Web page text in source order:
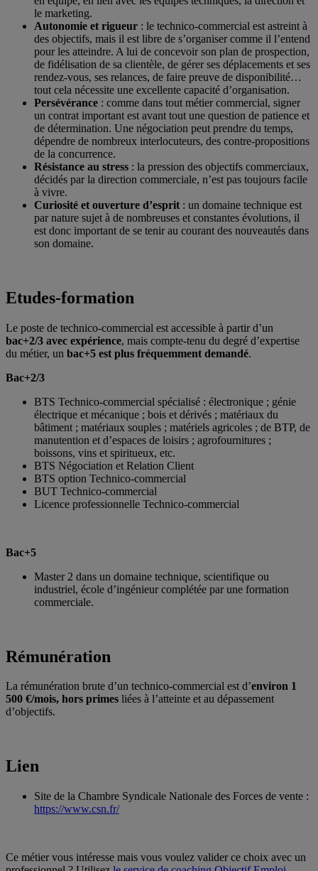
le marketing.
Autonomie et rigueur : le technico-commercial est astreint à
des objectifs, mais il est libre de s’organiser comme il l’entend
pour les atteindre. A lui de concevoir son plan de prospection,
de fidélisation de sa clientèle, de gérer ses déplacements et ses
rendez-vous, ses relances, de faire preuve de disponibilité…
tout cela nécessite une excellente capacité d’organisation.
Persévérance : comme dans tout métier commercial, signer
un contrat important est avant tout une question de patience et
de détermination. Une négociation peut prendre du temps,
dépendre de nombreux interlocuteurs, des contre-propositions
de la concurrence.
Résistance au stress : la pression des objectifs commerciaux,
décidés par la direction commerciale, n’est pas toujours facile
à vivre.
Curiosité et ouverture d’esprit : un domaine technique est
par nature sujet à de nombreuses et constantes évolutions, il
est donc important de se tenir au courant des nouveautés dans
son domaine.
Etudes-formation
Le poste de technico-commercial est accessible à partir d’un
bac+2/3 avec expérience, mais compte-tenu du degré d’expertise
du métier, un bac+5 est plus fréquemment demandé.
Bac+2/3
BTS Technico-commercial spécialisé : électronique ; génie
électrique et mécanique ; bois et dérivés ; matériaux du
bâtiment ; matériaux souples ; matériels agricoles ; de BTP, de
manutention et d’espaces de loisirs ; agrofournitures ;
boissons, vins et spiritueux, etc.
BTS Négociation et Relation Client
BTS option Technico-commercial
BUT Technico-commercial
Licence professionnelle Technico-commercial
Bac+5
Master 2 dans un domaine technique, scientifique ou
industriel, école d’ingénieur complétée par une formation
commerciale.
Rémunération
La rémunération brute d’un technico-commercial est d’environ 1
500 €/mois, hors primes liées à l’atteinte et au dépassement
d’objectifs.
Lien
Site de la Chambre Syndicale Nationale des Forces de vente :
https://www.csn.fr/
Ce métier vous intéresse mais vous voulez valider ce choix avec un